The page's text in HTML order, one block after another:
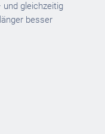
gleichzeitig
besser